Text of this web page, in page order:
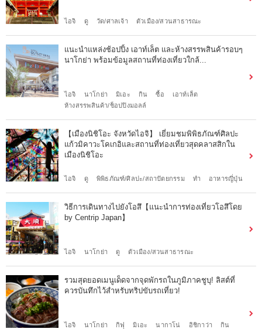
ไอจิ ดู วัด/ศาลเจ้า ตัวเมือง/สวนสาธารณะ
แนะนำแหล่งช้อปปิ้ง เอาท์เล็ต และห้างสรรพสินค้ารอบๆ
นาโกย่า พร้อมข้อมูลสถานที่ท่องเที่ยวใกล้...
ไอจิ นาโกย่า มิเอะ กิน ซื้อ
เอาท์เล็ต
ห้างสรรพสินค้า/ช็อปปิงมอลล์
【เมืองนิชิโอะ จังหวัดไอจิ】 เยี่ยมชมพิพิธภัณฑ์ศิลปะ
แก้วมิคาวะโคเกอิและสถานที่ท่องเที่ยวสุดคลาสสิกใน
เมืองนิชิโอะ
ไอจิ ดู พิพิธภัณฑ์/ศิลปะ/สถาปัตยกรรม ทำ อาหารญี่ปุ่น
วิธีการเดินทางไปยังโอสึ【แนะนำการท่องเที่ยวโอสึโดย
by Centrip Japan】
ไอจิ นาโกย่า ดู ตัวเมือง/สวนสาธารณะ
รวมสุดยอดเมนูเด็ดจากจุดพักรถในภูมิภาคชูบุ! ลิสต์ที่
ควรบันทึกไว้สำหรับทริปขับรถเที่ยว!
ไอจิ นาโกย่า กิฟุ มิเอะ นากาโน่ อิชิกาว่า
กิน